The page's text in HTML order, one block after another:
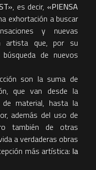
», es decir, «PIENSA
exhortación a buscar
y nuevas
artista que, por su
de nuevos
son la suma de
que van desde la
material, hasta la
además del uso de
también de otras
a verdaderas obras
más artística:la